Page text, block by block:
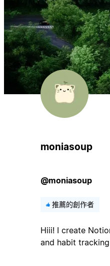
moniasoup
@moniasoup
推薦的創作者
Hiii! I create
and habit